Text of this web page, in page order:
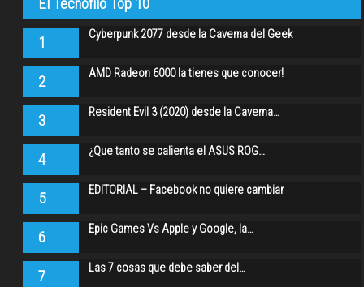
El Técnofilo Top 10
1 Cyberpunk 2077 desde la Caverna del Geek
2 AMD Radeon 6000 la tienes que conocer!
3 Resident Evil 3 (2020) desde la Caverna…
4 ¿Que tanto se calienta el ASUS ROG…
5 EDITORIAL – Facebook no quiere cambiar
6 Epic Games Vs Apple y Google, la…
7 Las 7 cosas que debe saber del…